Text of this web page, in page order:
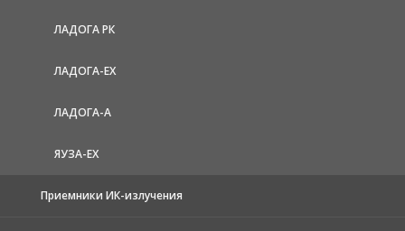
ЛАДОГА РК
ЛАДОГА-EX
ЛАДОГА-А
ЯУЗА-ЕХ
Приемники ИК-излучения